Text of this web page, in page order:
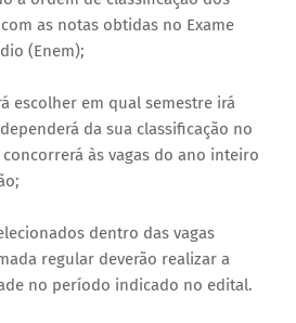
as notas obtidas no Exame
(Enem);
escolher em qual semestre irá
da sua classificação no
às vagas do ano inteiro
dentro das vagas
regular deverão realizar a
no período indicado no edital.